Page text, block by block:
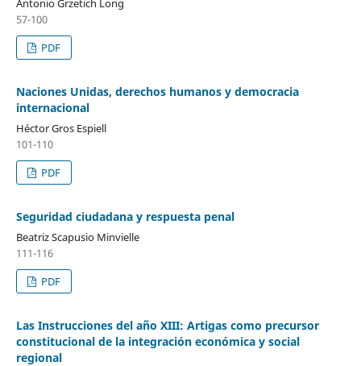
Antonio Grzetich Long
57-100
PDF
Naciones Unidas, derechos humanos y democracia
internacional
Héctor Gros Espiell
101-110
PDF
Seguridad ciudadana y respuesta penal
Beatriz Scapusio Minvielle
111-116
PDF
Las Instrucciones del año XIII: Artigas como precursor
constitucional de la integración económica y social
regional